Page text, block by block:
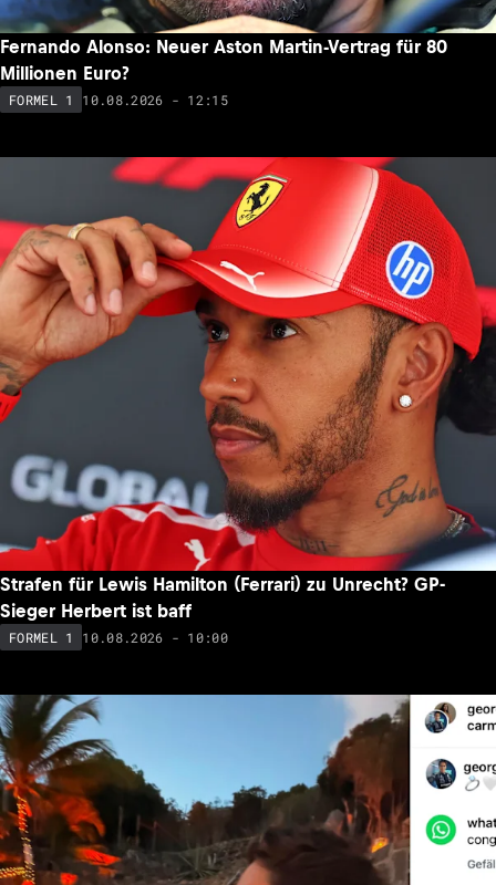
Fernando Alonso: Neuer Aston Martin-Vertrag für 80
Millionen Euro?
FORMEL 1 10.08.2026 - 12:15
Strafen für Lewis Hamilton (Ferrari) zu Unrecht? GP-
Sieger Herbert ist baff
FORMEL 1 10.08.2026 - 10:00